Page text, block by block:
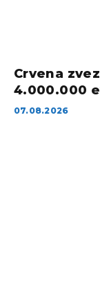
Crvena
4.000.000
07.08.2026